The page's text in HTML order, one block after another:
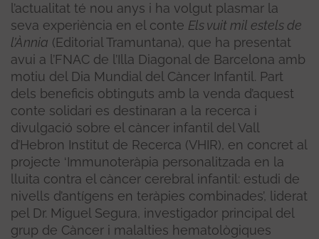
l’actualitat té nou anys i ha volgut plasmar la
seva experiència en el conte Els vuit mil estels de
l’Ànnia (Editorial Tramuntana), que ha presentat
avui a l’FNAC de l’Illa Diagonal de Barcelona amb
motiu del Dia Mundial del Càncer Infantil. Part
dels beneficis obtinguts amb la venda d’aquest
conte solidari es destinaran a la recerca i
divulgació sobre el càncer infantil del Vall
d’Hebron Institut de Recerca (VHIR), en concret al
projecte ‘Immunoteràpia personalitzada en la
lluita contra el càncer cerebral infantil: estudi de
nivells d’antígens en teràpies combinades’, liderat
pel Dr. Miguel Segura, investigador principal del
grup de Càncer i malalties hematològiques